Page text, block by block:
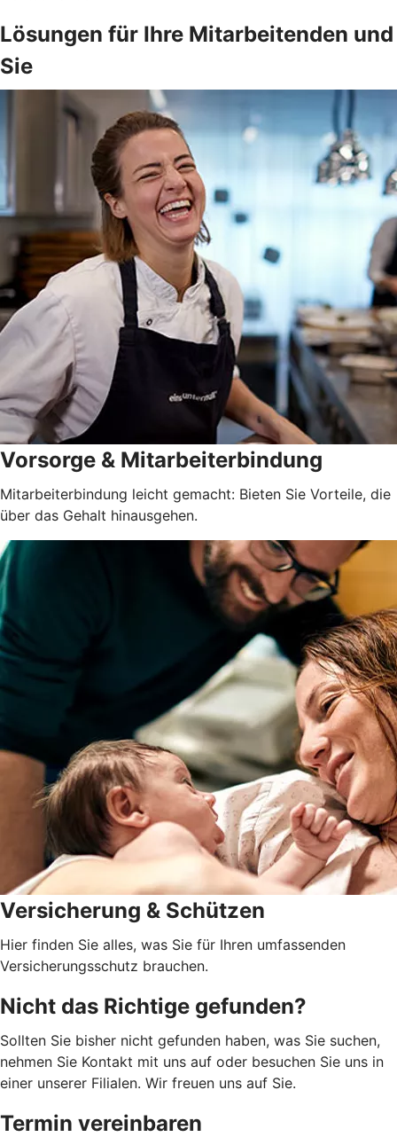
Lösungen für Ihre Mitarbeitenden und
Sie
Vorsorge & Mitarbeiterbindung
Mitarbeiterbindung leicht gemacht: Bieten Sie Vorteile, die
über das Gehalt hinausgehen.
Versicherung & Schützen
Hier finden Sie alles, was Sie für Ihren umfassenden
Versicherungsschutz brauchen.
Nicht das Richtige gefunden?
Sollten Sie bisher nicht gefunden haben, was Sie suchen,
nehmen Sie Kontakt mit uns auf oder besuchen Sie uns in
einer unserer Filialen. Wir freuen uns auf Sie.
Termin vereinbaren